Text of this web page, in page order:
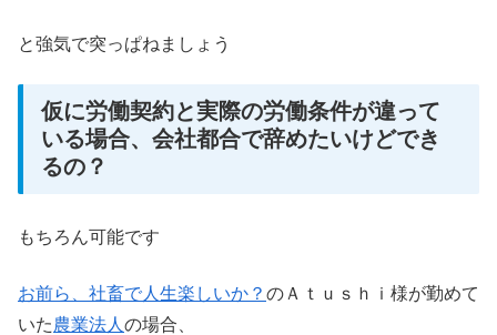
と強気で突っぱねましょう
仮に労働契約と実際の労働条件が違って
いる場合、会社都合で辞めたいけどでき
るの？
もちろん可能です
お前ら、社畜で人生楽しいか？ のＡｔｕｓｈｉ様が勤めて
いた農業法人 の場合、